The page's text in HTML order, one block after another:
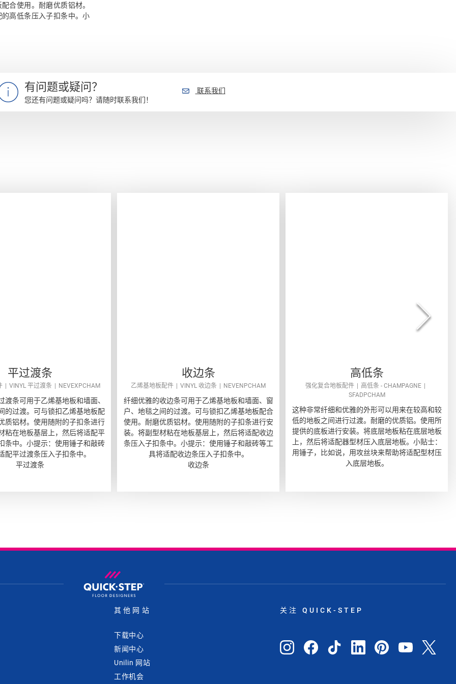
合使用。耐磨优质铝材。
高低条压入子扣条中。小
有问题或疑问？
您还有问题或疑问吗？请随时联系我们！
联系我们
平过渡条
VINYL 平过渡条 NEVEXPCHAM
渡条可用于乙烯基地板和墙面、
的过渡。可与锁扣乙烯基地板配
质铝材。使用随附的子扣条进行
粘在地板基层上，然后将适配平
条中。小提示：使用锤子和敲砖
配平过渡条压入子扣条中。
平过渡条
收边条
乙烯基地板配件 VINYL 收边条 NEVENPCHAM
纤细优雅的收边条可用于乙烯基地板和墙面、窗
户、地毯之间的过渡。可与锁扣乙烯基地板配合
使用。耐磨优质铝材。使用随附的子扣条进行安
装。将副型材粘在地板基层上，然后将适配收边
条压入子扣条中。小提示：使用锤子和敲砖等工
具将适配收边条压入子扣条中。
收边条
高低条
强化复合地板配件
高低条 - CHAMPAGNE
SFADPCHAM
这种非常纤细和优雅的外形可以用来在较高和较
低的地板之间进行过渡。耐磨的优质铝。使用所
提供的底板进行安装。将底层地板粘在底层地板
上，然后将适配器型材压入底层地板。小贴士：
用锤子，比如说，用攻丝块来帮助将适配型材压
入底层地板。
其他网站
下载中心
新闻中心
Unilin 网站
工作机会
关注 QUICK-STEP